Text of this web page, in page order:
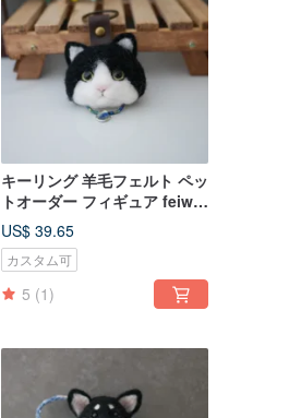
キーリング 羊毛フェルト ペッ
トオーダー フィギュア feiwa
霏娃手作
US$ 39.65
カスタム可
5 (1)